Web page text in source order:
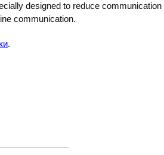
designed to reduce communication
communication.
.